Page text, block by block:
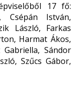
17 fő:
Csépán István,
László, Farkas
Harmat Ákos,
Sándor
Szűcs Gábor,